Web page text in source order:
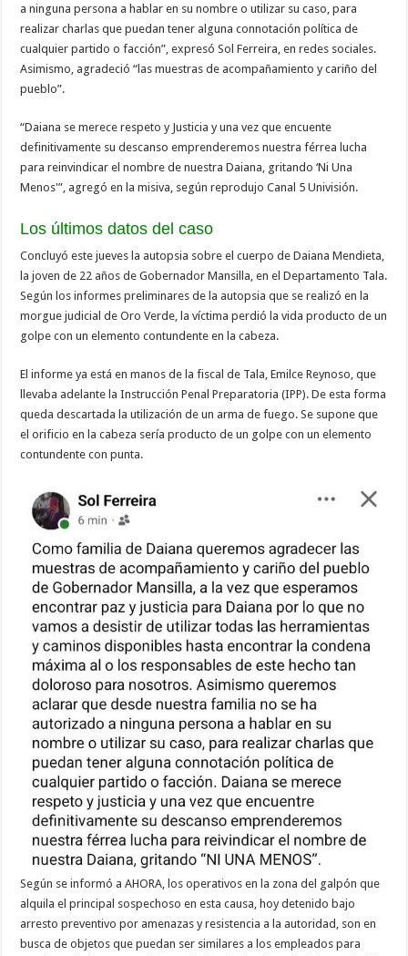
a ninguna persona a hablar en su nombre o utilizar su caso, para
realizar charlas que puedan tener alguna connotación política de
cualquier partido o facción”, expresó Sol Ferreira, en redes sociales.
Asimismo, agradeció “las muestras de acompañamiento y cariño del
pueblo”.
“Daiana se merece respeto y Justicia y una vez que encuente
definitivamente su descanso emprenderemos nuestra férrea lucha
para reinvindicar el nombre de nuestra Daiana, gritando ‘Ni Una
Menos'”, agregó en la misiva, según reprodujo Canal 5 Univisión.
Los últimos datos del caso
Concluyó este jueves la autopsia sobre el cuerpo de Daiana Mendieta,
la joven de 22 años de Gobernador Mansilla, en el Departamento Tala.
Según los informes preliminares de la autopsia que se realizó en la
morgue judicial de Oro Verde, la víctima perdió la vida producto de un
golpe con un elemento contundente en la cabeza.
El informe ya está en manos de la fiscal de Tala, Emilce Reynoso, que
llevaba adelante la Instrucción Penal Preparatoria (IPP). De esta forma
queda descartada la utilización de un arma de fuego. Se supone que
el orificio en la cabeza sería producto de un golpe con un elemento
contundente con punta.
Según se informó a AHORA, los operativos en la zona del galpón que
alquila el principal sospechoso en esta causa, hoy detenido bajo
arresto preventivo por amenazas y resistencia a la autoridad, son en
busca de objetos que puedan ser similares a los empleados para